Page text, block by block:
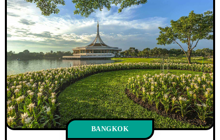
BANGKOK